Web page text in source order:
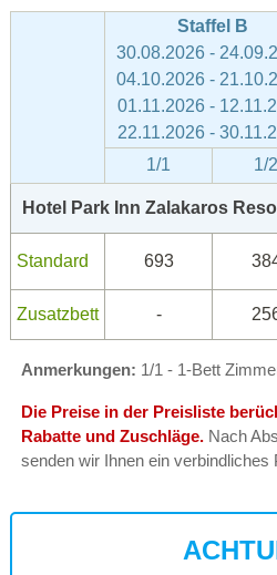
Staffel B
30.08.2026 -
04.10.2026 -
01.11.2026 -
22.11.2026 -
1/1 1/2
Hotel Park Inn Zalakaros
Standard 693
Zusatzbett -
Anmerkungen: 1/1 - 1-Bett
Die Preise in der Preisliste
Rabatte und Zuschläge. Nach
senden wir Ihnen ein verbindliches